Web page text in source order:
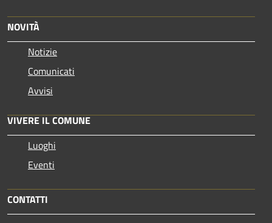
NOVITÀ
Notizie
Comunicati
Avvisi
VIVERE IL COMUNE
Luoghi
Eventi
CONTATTI